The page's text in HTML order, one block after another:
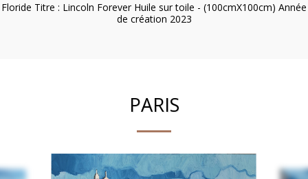
Floride Titre : Lincoln Forever Huile sur toile - (100cmX100cm) Année
de création 2023
PARIS